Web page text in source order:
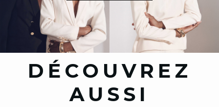
DÉCOUVREZ
AUSSI